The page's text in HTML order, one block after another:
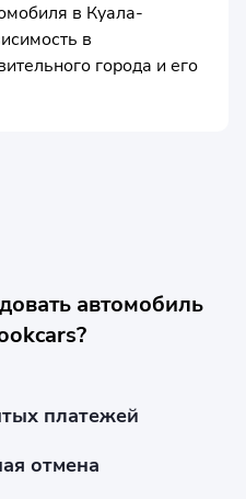
в Куала-
в
города и его
автомобиль
платежей
отмена